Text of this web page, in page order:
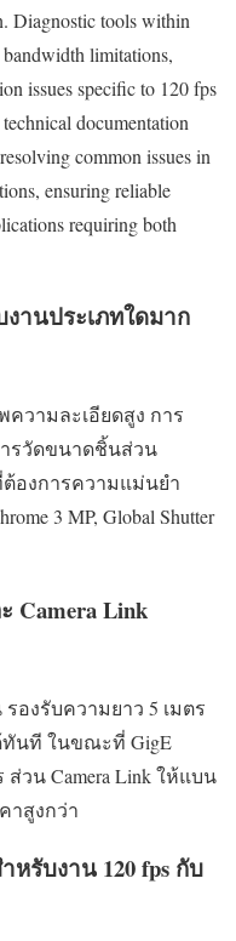
Diagnostic tools within
limitations,
issues specific to 120 fps
documentation
common issues in
ensuring reliable
requiring both
งานประเภทใดมาก
วามละเอียดสูง การ
ารวัดขนาดชิ้นส่วน
องการความแม่นยำ
3 MP, Global Shutter
Camera Link
องรับความยาว 5 เมตร
นที ในขณะที่ GigE
ส่วน Camera Link ให้แบน
าสูงกว่า
หรับงาน 120 fps กับ